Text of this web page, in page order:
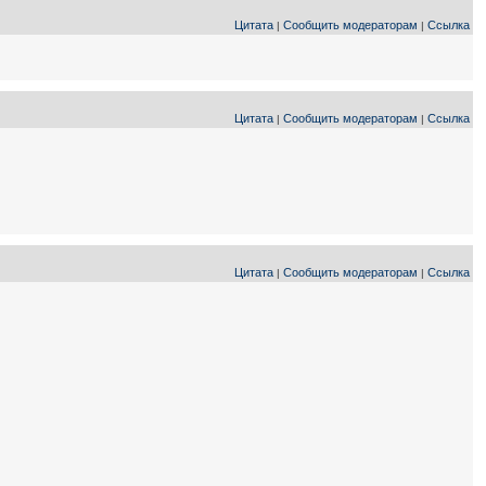
Цитата | Сообщить модераторам | Ссылка
Цитата | Сообщить модераторам | Ссылка
Цитата | Сообщить модераторам | Ссылка